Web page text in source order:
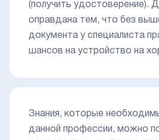
(получить удостоверение).
оправдана тем, что без
документа у специалиста
шансов на устройство на
Знания, которые
данной профессии, можно